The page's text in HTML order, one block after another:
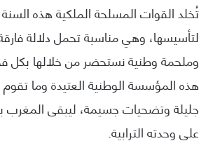
تُخلد القوات المسلحة الملكية هذه
لتأسيسها، وهي مناسبة تحمل دلالة فارقة
وملحمة وطنية نستحضر من خلالها بكل
هذه المؤسسة الوطنية العتيدة وما
جليلة وتضحيات جسيمة، ليبقى المغرب
على وحدته الترابية.